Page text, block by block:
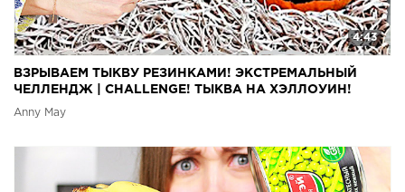
4:43
ВЗРЫВАЕМ ТЫКВУ РЕЗИНКАМИ! ЭКСТРЕМАЛЬНЫЙ
ЧЕЛЛЕНДЖ | CHALLENGE! ТЫКВА НА ХЭЛЛОУИН!
Anny May